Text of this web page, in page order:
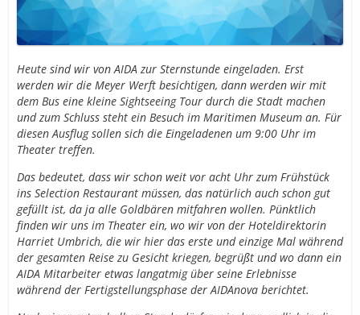
Heute sind wir von AIDA zur Sternstunde eingeladen. Erst
werden wir die Meyer Werft besichtigen, dann werden wir mit
dem Bus eine kleine Sightseeing Tour durch die Stadt machen
und zum Schluss steht ein Besuch im Maritimen Museum an. Für
diesen Ausflug sollen sich die Eingeladenen um 9:00 Uhr im
Theater treffen.
Das bedeutet, dass wir schon weit vor acht Uhr zum Frühstück
ins Selection Restaurant müssen, das natürlich auch schon gut
gefüllt ist, da ja alle Goldbären mitfahren wollen. Pünktlich
finden wir uns im Theater ein, wo wir von der Hoteldirektorin
Harriet Umbrich, die wir hier das erste und einzige Mal während
der gesamten Reise zu Gesicht kriegen, begrüßt und wo dann ein
AIDA Mitarbeiter etwas langatmig über seine Erlebnisse
während der Fertigstellungsphase der AIDAnova berichtet.